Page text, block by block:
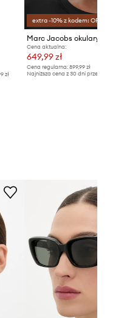
zł
extra -10% z kodem: OFF*
Cena aktualna:
649,99 zł
Cena regularna: 899,99 zł
Najniższa cena z 30 dni przed obniżką: